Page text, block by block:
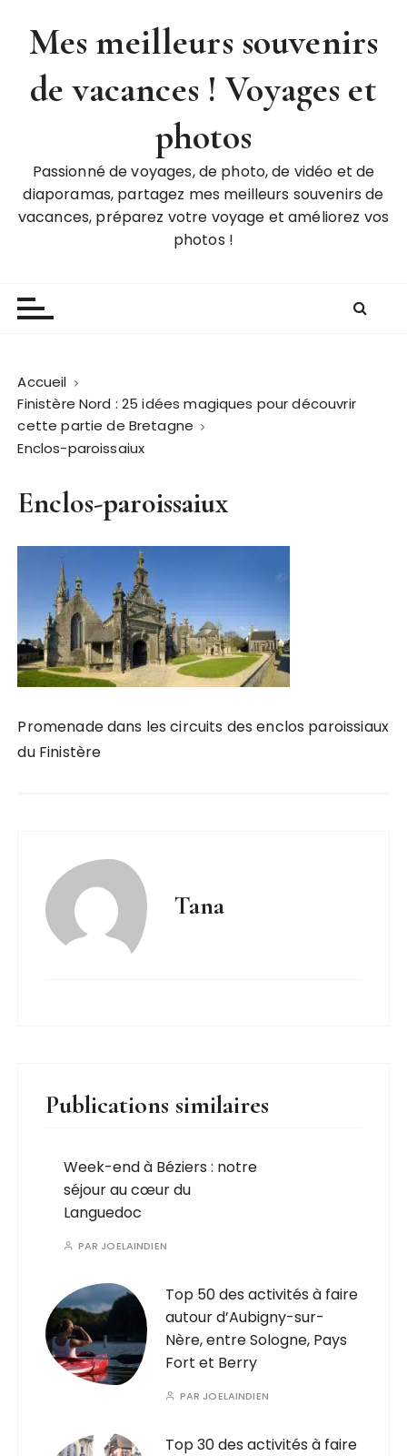
Mes meilleurs souvenirs
de vacances ! Voyages et
photos
Passionné de voyages, de photo, de vidéo et de
diaporamas, partagez mes meilleurs souvenirs de
vacances, préparez votre voyage et améliorez vos
photos !
Accueil
Finistère Nord : 25 idées magiques pour découvrir
cette partie de Bretagne
Enclos-paroissaiux
Enclos-paroissaiux
Promenade dans les circuits des enclos paroissiaux
du Finistère
Tana
Publications similaires
Week-end à Béziers : notre
séjour au cœur du
Languedoc
PAR JOELAINDIEN
Top 50 des activités à faire
autour d’Aubigny-sur-
Nère, entre Sologne, Pays
Fort et Berry
PAR JOELAINDIEN
Top 30 des activités à faire